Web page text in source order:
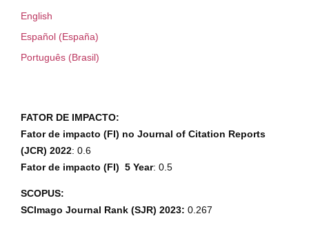
English
Español (España)
Português (Brasil)
FATOR DE IMPACTO:
Fator de impacto (FI) no Journal of Citation Reports
(JCR) 2022: 0.6
Fator de impacto (FI) 5 Year: 0.5
SCOPUS:
SCImago Journal Rank (SJR) 2023: 0.267